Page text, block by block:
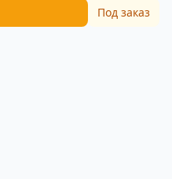
Под заказ